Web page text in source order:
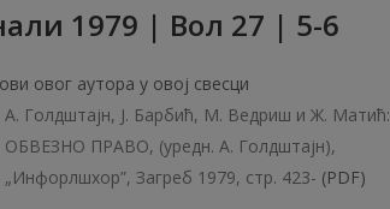
1979 | Вол 27 | 5-6
овог аутора у овој свесци
A. Голдштајн, J. Барбић, M. Ведриш и Ж. Матић:
OБВЕЗНO ПРАВО, (уредн. А. Голдштајн),
„Инфорлшхор”, Загреб 1979, стр. 423- (PDF)